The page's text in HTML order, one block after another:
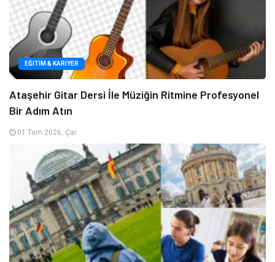
EĞITIM & KARIYER
Ataşehir Gitar Dersi İle Müziğin Ritmine Profesyonel
Bir Adım Atın
01 Tem 2026, Çar